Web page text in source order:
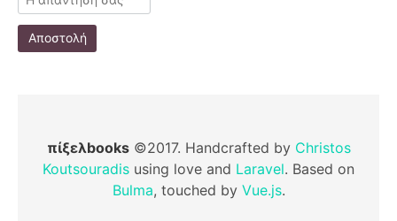
Αποστολή
πίξελbooks©2017. Handcrafted by Christos
Koutsouradis using love and Laravel. Based on
Bulma, touched by Vue.js.